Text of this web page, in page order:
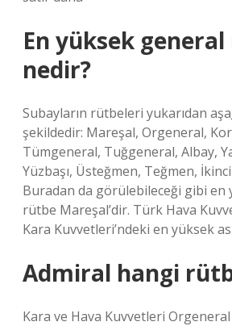
En yüksek
nedir?
Subayların rütbeleri yukarıdan
şekildedir: Mareşal, Orgeneral,
Tümgeneral, Tuğgeneral, Albay,
Yüzbaşı, Üsteğmen, Teğmen,
Buradan da görülebileceği gibi en
rütbe Mareşal’dir. Türk Hava
Kara Kuvvetleri’ndeki en yüksek
Admiral hangi
Kara ve Hava Kuvvetleri